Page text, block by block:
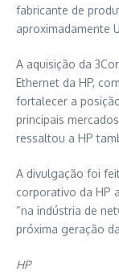
fabricante de
aproximadamente
A aquisição da
Ethernet da HP,
fortalecer a
principais
ressaltou a HP
A divulgação foi
corporativo da HP
“na indústria de
próxima geração
HP